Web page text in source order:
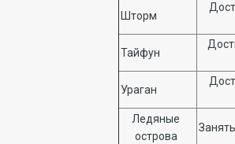
Шторм
Тайфун
Ураган
Ледяные
острова